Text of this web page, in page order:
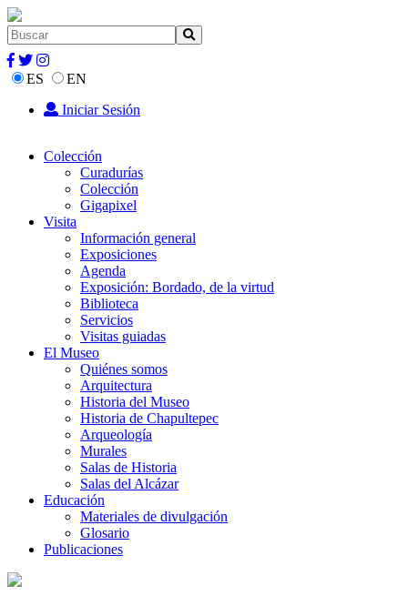
ES
EN
Iniciar Sesión
Colección
Curadurías
Colección
Gigapixel
Visita
Información general
Exposiciones
Agenda
Exposición: Bordado, de la virtud
Biblioteca
Servicios
Visitas guiadas
El Museo
Quiénes somos
Arquitectura
Historia del Museo
Historia de Chapultepec
Arqueología
Murales
Salas de Historia
Salas del Alcázar
Educación
Materiales de divulgación
Glosario
Publicaciones